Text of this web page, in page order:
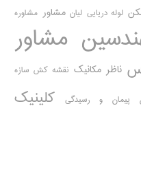
لوله دریایی لیان مشاور مشاوره
مشاور
ناظر مکانیک نقشه کش سازه
پیمان و رسیدگی
کلینیک